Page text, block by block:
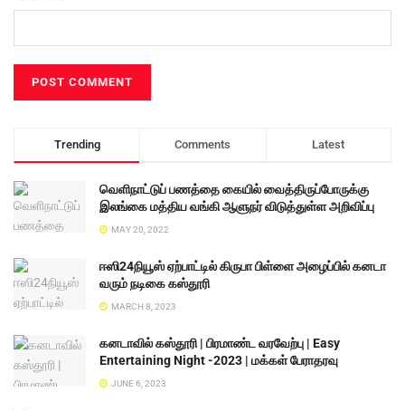
Trending Comments Latest
வெளிநாட்டுப் பணத்தை கையில் வைத்திருப்போருக்கு
இலங்கை மத்திய வங்கி ஆளுநர் விடுத்துள்ள அறிவிப்பு
MAY 20, 2022
ஈஸி24நியூஸ் ஏற்பாட்டில் கிருபா பிள்ளை அழைப்பில் கனடா
வரும் நடிகை கஸ்தூரி
MARCH 8, 2023
கனடாவில் கஸ்தூரி | பிரமாண்ட வரவேற்பு | Easy
Entertaining Night -2023 | மக்கள் பேராதரவு
JUNE 6, 2023